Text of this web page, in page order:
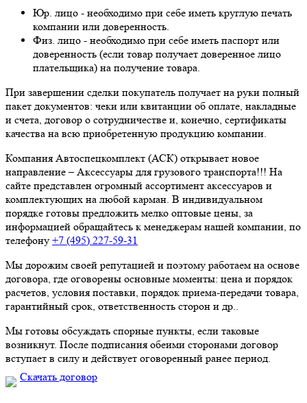
Юр. лицо - необходимо при себе иметь круглую печать
компании или доверенность.
Физ. лицо - необходимо при себе иметь паспорт или
доверенность (если товар получает доверенное лицо
плательщика) на получение товара.
При завершении сделки покупатель получает на руки полный
пакет документов: чеки или квитанции об оплате, накладные
и счета, договор о сотрудничестве и, конечно, сертификаты
качества на всю приобретенную продукцию компании.
Компания Автоспецкомплект (АСК) открывает новое
направление – Аксессуары для грузового транспорта!!! На
сайте представлен огромный ассортимент аксессуаров и
комплектующих на любой карман. В индивидуальном
порядке готовы предложить мелко оптовые цены, за
информацией обращайтесь к менеджерам нашей компании, по
телефону +7 (495) 227-59-31
Мы дорожим своей репутацией и поэтому работаем на основе
договора, где оговорены основные моменты: цена и порядок
расчетов, условия поставки, порядок приема-передачи товара,
гарантийный срок, ответственность сторон и др..
Мы готовы обсуждать спорные пункты, если таковые
возникнут. После подписания обеими сторонами договор
вступает в силу и действует оговоренный ранее период.
Скачать договор